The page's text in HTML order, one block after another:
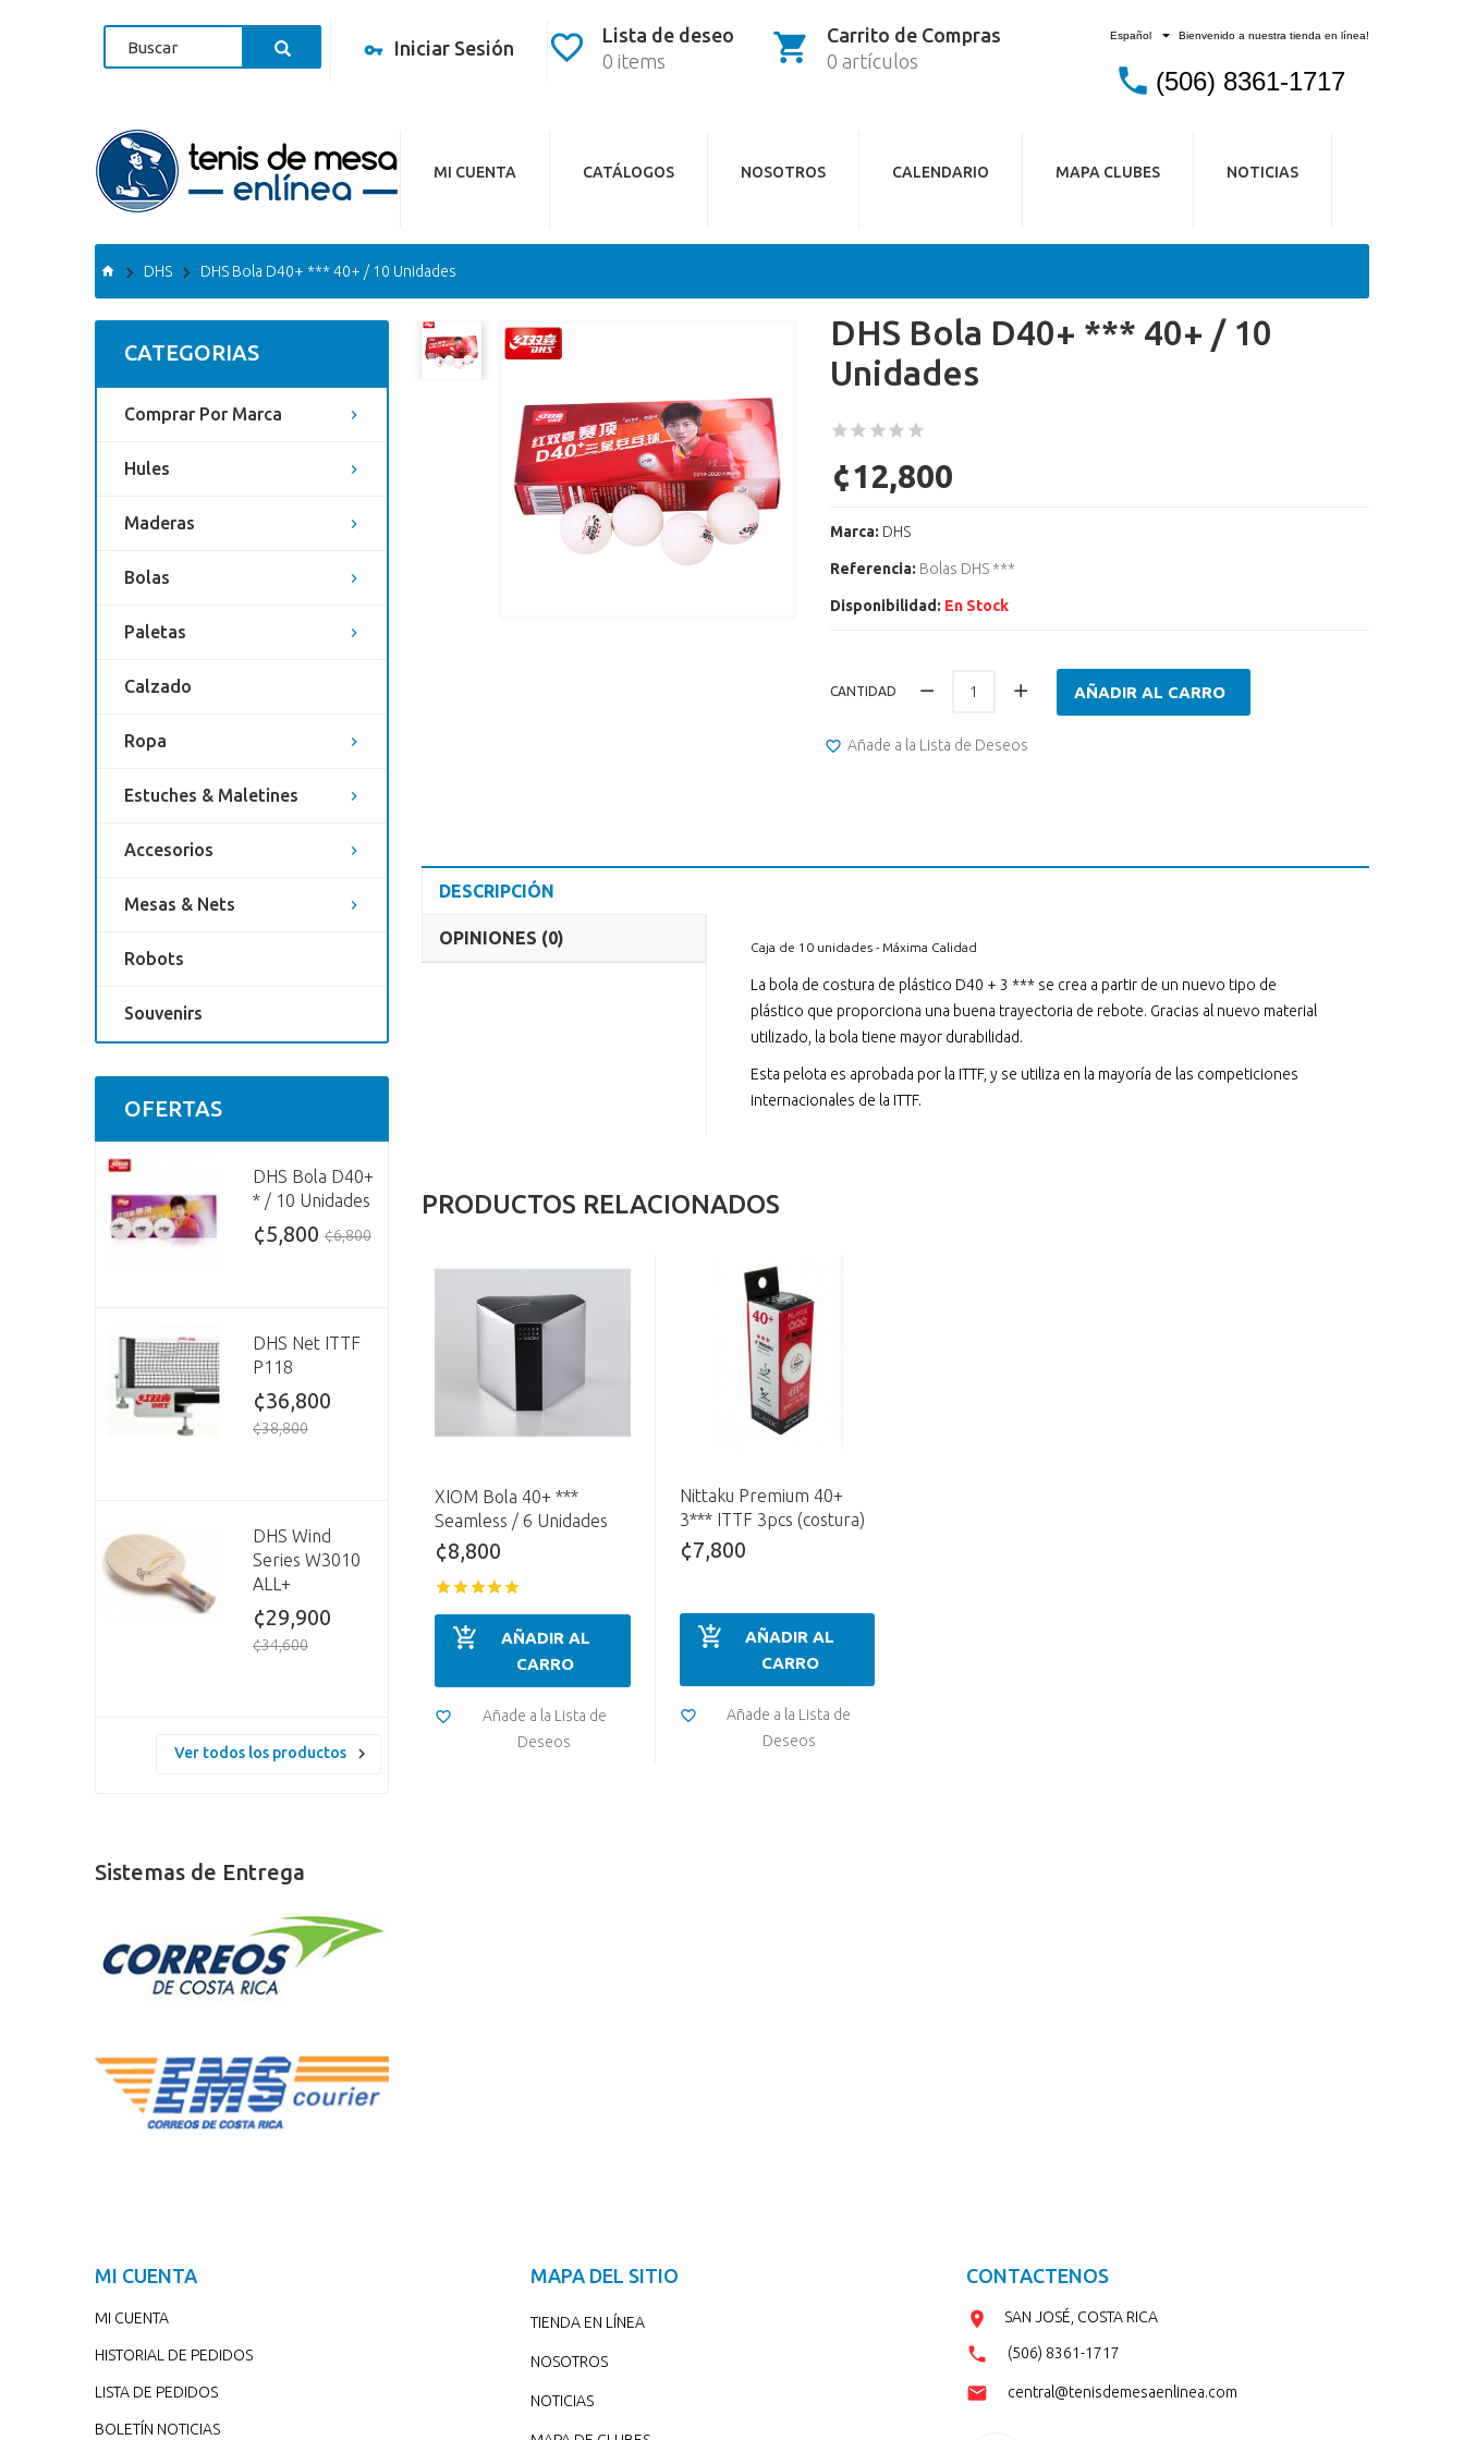
Iniciar Sesión
Lista de deseo
0 items
Carrito de Compras
0 artículos
Español Bienvenido a nuestra tienda en línea!
(506) 8361-1717
MI CUENTA CATÁLOGOS NOSOTROS CALENDARIO MAPA CLUBES NOTICIAS
DHS DHS Bola D40+ *** 40+ / 10 Unidades
CATEGORIAS
Comprar Por Marca
Hules
Maderas
Bolas
Paletas
Calzado
Ropa
Estuches & Maletines
Accesorios
Mesas & Nets
Robots
Souvenirs
OFERTAS
DHS Bola D40+
* / 10 Unidades
¢5,800 ¢6,800
DHS Net ITTF
P118
¢36,800
¢38,800
DHS Wind
Series W3010
ALL+
¢29,900
¢34,600
Ver todos los productos
Sistemas de Entrega
DHS Bola D40+ *** 40+ / 10
Unidades
¢12,800
Marca: DHS
Referencia: Bolas DHS ***
Disponibilidad: En Stock
CANTIDAD AÑADIR AL CARRO
Añade a la Lista de Deseos
DESCRIPCIÓN
OPINIONES (0) Caja de 10 unidades - Máxima Calidad
La bola de costura de plástico D40 + 3 *** se crea a partir de un nuevo tipo de
plástico que proporciona una buena trayectoria de rebote. Gracias al nuevo material
utilizado, la bola tiene mayor durabilidad.
Esta pelota es aprobada por la ITTF, y se utiliza en la mayoría de las competiciones
internacionales de la ITTF.
PRODUCTOS RELACIONADOS
XIOM Bola 40+ ***
Seamless / 6 Unidades
¢8,800
AÑADIR AL
CARRO
Añade a la Lista de
Deseos
Nittaku Premium 40+
3*** ITTF 3pcs (costura)
¢7,800
AÑADIR AL
CARRO
Añade a la Lista de
Deseos
MI CUENTA
MI CUENTA
HISTORIAL DE PEDIDOS
LISTA DE PEDIDOS
BOLETÍN NOTICIAS
MAPA DEL SITIO
TIENDA EN LÍNEA
NOSOTROS
NOTICIAS
CONTACTENOS
SAN JOSÉ, COSTA RICA
(506) 8361-1717
central@tenisdemesaenlinea.com